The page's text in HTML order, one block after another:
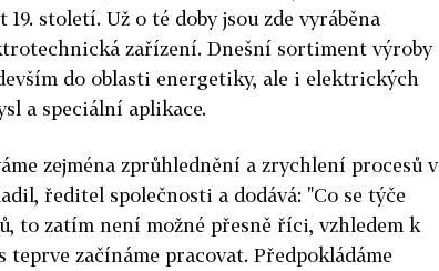
19. století. Už o té doby jsou zde vyráběna
zařízení. Dnešní sortiment výroby
do oblasti energetiky, ale i elektrických
a speciální aplikace.
zejména zprůhlednění a zrychlení procesů v
ředitel společnosti a dodává: "Co se týče
to zatím není možné přesně říci, vzhledem k
teprve začínáme pracovat. Předpokládáme